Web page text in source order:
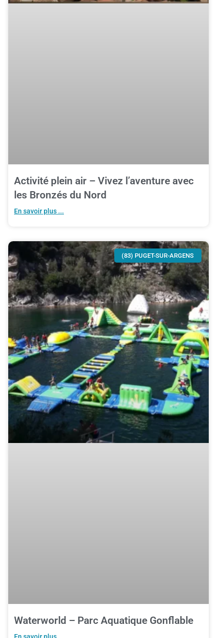
Activité plein air – Vivez l’aventure avec
les Bronzés du Nord
En savoir plus ...
(83) PUGET-SUR-ARGENS
Waterworld – Parc Aquatique Gonflable